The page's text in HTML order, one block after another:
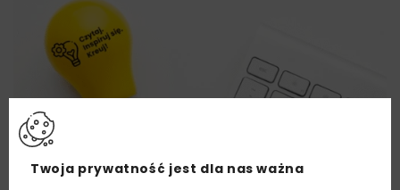
Twoja prywatność jest dla nas ważna